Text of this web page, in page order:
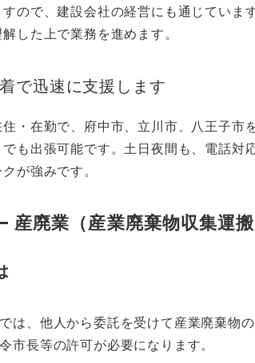
すので、建設会社の経営にも通じていま
した上で業務を進めます。
で迅速に支援します
・在勤で、府中市、立川市、八王子市
も出張可能です。土日夜間も、電話対
が強みです。
産廃業（産業廃棄物収集運
は、他人から委託を受けて産業廃棄物
市長等の許可が必要になります。